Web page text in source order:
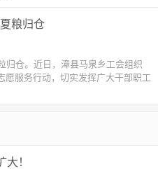
粮归仓
归仓。近日，漳县马泉乡工会组织
愿服务行动，切实发挥广大干部职工
！